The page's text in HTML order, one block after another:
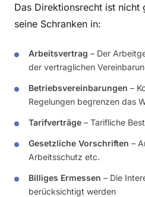
Das Direktionsrecht ist nicht
seine Schranken in:
Arbeitsvertrag – Der
der vertraglichen
Betriebsvereinbarungen –
Regelungen begrenzen das
Tarifverträge – Tarifliche
Gesetzliche Vorschriften –
Arbeitsschutz etc.
Billiges Ermessen – Die
berücksichtigt werden